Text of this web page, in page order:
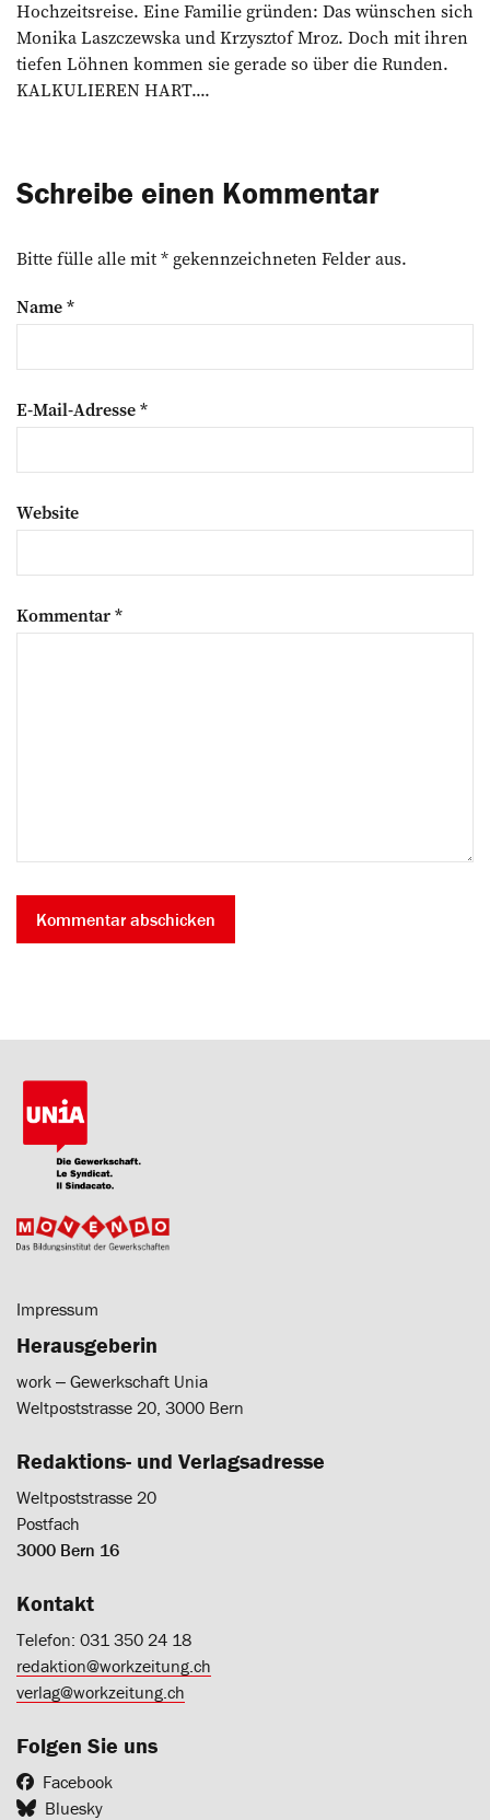
Hochzeitsreise. Eine Familie gründen: Das wünschen sich
Monika Laszczewska und Krzysztof Mroz. Doch mit ihren
tiefen Löhnen kommen sie gerade so über die Runden.
KALKULIEREN HART....
Schreibe einen Kommentar
Bitte fülle alle mit * gekennzeichneten Felder aus.
Name*
E-Mail-Adresse*
Website
Kommentar*
Impressum
Herausgeberin
work ‒ Gewerkschaft Unia
Weltpoststrasse 20, 3000 Bern
Redaktions- und Verlagsadresse
Weltpoststrasse 20
Postfach
3000 Bern 16
Kontakt
Telefon: 031 350 24 18
redaktion@workzeitung.ch
verlag@workzeitung.ch
Folgen Sie uns
Facebook
Bluesky